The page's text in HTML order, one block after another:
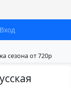
Вход
сезона от 720р